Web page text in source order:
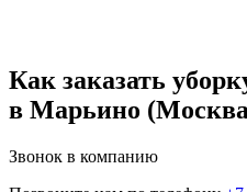
Как заказать
в Марьино
Звонок в компанию